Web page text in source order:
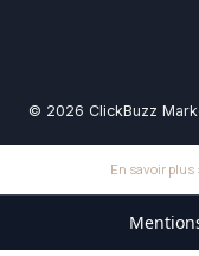
© 2026 ClickBuzz
En savoir plus :